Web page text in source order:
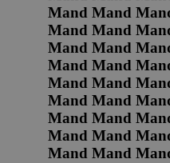
Mand Mand
Mand Mand
Mand Mand
Mand Mand
Mand Mand
Mand Mand
Mand Mand
Mand Mand
Mand Mand